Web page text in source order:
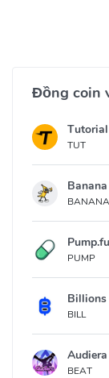
Đồng coin
Tutorial
TUT
PUMP
BILL
Audiera
BEAT